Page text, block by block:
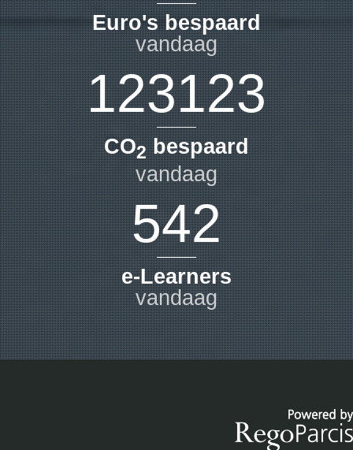
Euro's bespaard
vandaag
123123
CO2bespaard
vandaag
542
e-Learners
vandaag